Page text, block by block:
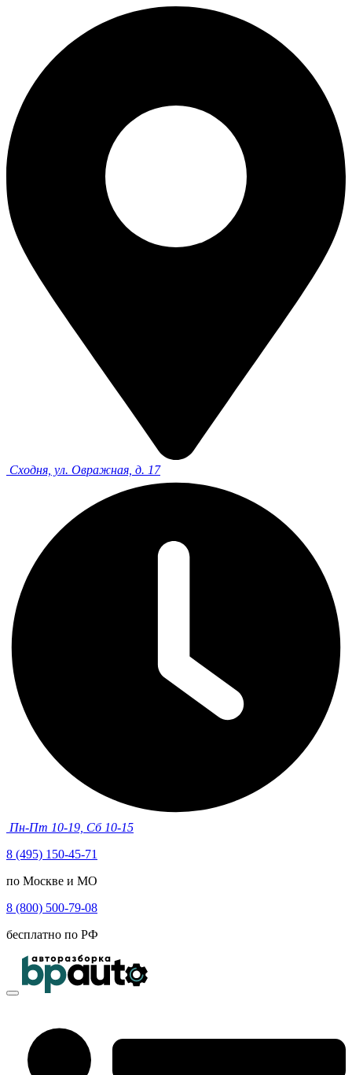
Сходня, ул. Овражная, д. 17
Пн-Пт 10-19, Сб 10-15
8 (495) 150-45-71
по Москве и МО
8 (800) 500-79-08
бесплатно по РФ